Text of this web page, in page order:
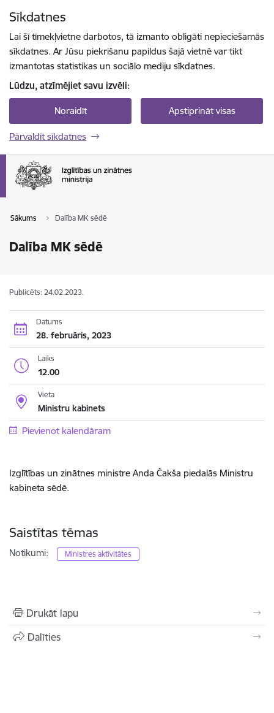
Sīkdatnes
Lai šī tīmekļvietne darbotos, tā izmanto obligāti nepieciešamās
sīkdatnes. Ar Jūsu piekrišanu papildus šajā vietnē var tikt
izmantotas statistikas un sociālo mediju sīkdatnes.
Lūdzu, atzīmējiet savu izvēli:
Noraidīt Apstiprināt visas
Pārvaldīt sīkdatnes
Sākums Dalība MK sēdē
Dalība MK sēdē
Publicēts: 24.02.2023.
Datums
28. februāris, 2023
Laiks
12.00
Vieta
Ministru kabinets
Pievienot kalendāram
Izglītības un zinātnes ministre Anda Čakša piedalās Ministru
kabineta sēdē.
Saistītas tēmas
Notikumi: Ministres aktivitātes
Drukāt lapu
Dalīties